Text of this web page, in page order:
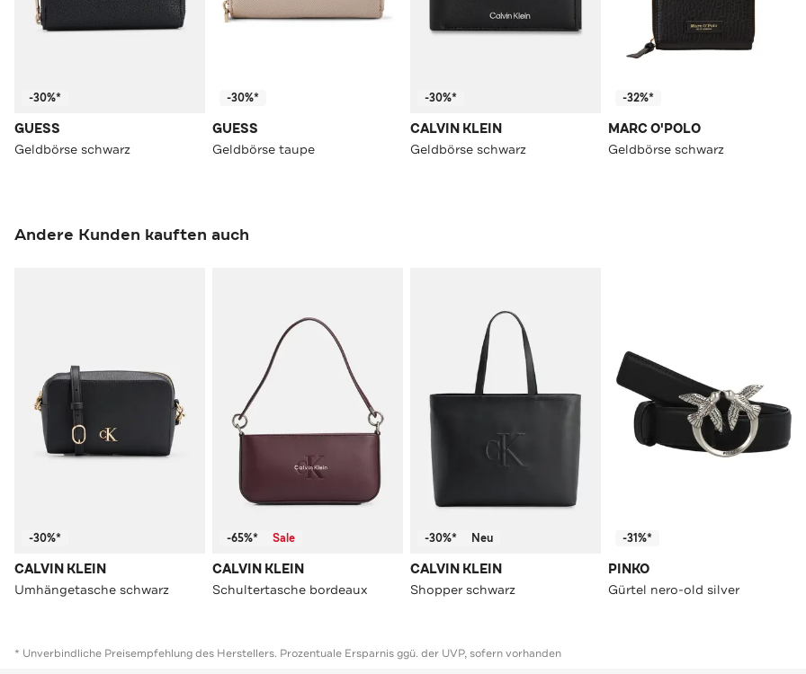
-30%*
GUESS
Geldbörse schwarz
-30%*
GUESS
Geldbörse taupe
-30%*
CALVIN KLEIN
Geldbörse schwarz
-32%*
MARC O'POLO
Geldbörse schwarz
Andere Kunden kauften auch
-30%*
CALVIN KLEIN
Umhängetasche schwarz
-65%* Sale
CALVIN KLEIN
Schultertasche bordeaux
-30%* Neu
CALVIN KLEIN
Shopper schwarz
-31%*
PINKO
Gürtel nero-old silver
* Unverbindliche Preisempfehlung des Herstellers. Prozentuale Ersparnis ggü. der UVP, sofern vorhanden